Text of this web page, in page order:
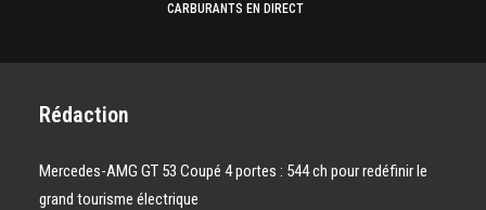
CARBURANTS EN DIRECT
Rédaction
Mercedes-AMG GT 53 Coupé 4 portes : 544 ch pour redéfinir le
grand tourisme électrique